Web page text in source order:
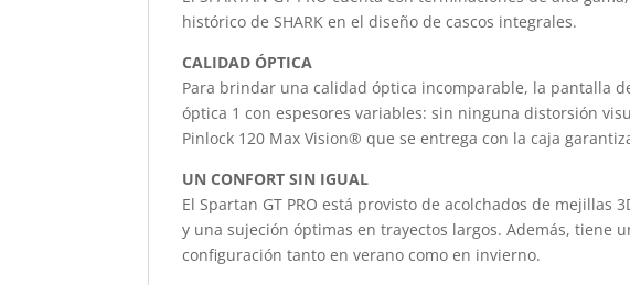
histórico de SHARK en el diseño de cascos integrales.
CALIDAD ÓPTICA
Para brindar una calidad óptica incomparable, la pantalla
óptica 1 con espesores variables: sin ninguna distorsión
Pinlock 120 Max Vision® que se entrega con la caja
UN CONFORT SIN IGUAL
El Spartan GT PRO está provisto de acolchados de
y una sujeción óptimas en trayectos largos. Además, tiene
configuración tanto en verano como en invierno.